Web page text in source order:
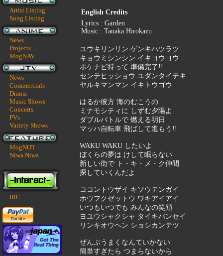
Artist Listing
Song Listing
News
Projects
MogNAV
News
Commercials
Drama
Music Shows
Concerts
PVs
Variety Shows
MogNOT
Niwa Niwa
IRC
English Credits
Lyrics : Garden
Music : Tanaka Hirokazu
ユウキリンリン ゲンキハツラツ
キョウミシンシン イキヨウヨウ
ポケナビ持って 準備完了!!
センテヒッショウ ユダンタイテキ
ヤルキマンマン イキトウゴウ
はるか彼方 海のむこうの
ミナモシティに しずむ夕陽よ
ダブルバトルで 燃える明日
マッハ自転車 飛ばして進もう!!
WAKU WAKU したいよ
ぼくらの夢は けして眠らない
新しい街で ト・キ・メ・ク仲間
探していくんだよ
ココントウザイ キソウテンガイ
ホウフクゼットウ ワキアイアイ
いつもいつでも みんなの笑顔
ヨユウシャクシャ タイキバンセイ
リンキオウヘン ショシカンテツ
ぜんぶうまくなんていかない
簡単すぎたら つまらないから